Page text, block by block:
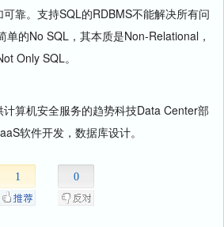
靠。支持SQL的RDBMS不能解决所有问
单的No SQL，其本质是Non-Relational，
Only SQL。
算机安全服务的趋势科技Data Center部
软件开发，数据库设计。
1 0